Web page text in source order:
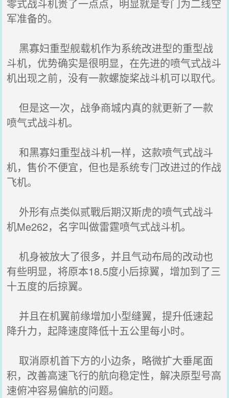
零式战斗机贵了一点点，明显就是专门为二线空
军准备的。
黑寡妇重型舰载机作为系统改进型的重型战
斗机，优势确实是很明显，在先进的喷气式战斗
机出现之前，没有一款螺旋桨战斗机可以取代。
但是这一次，战争商城内真的就更新了一款
喷气式战斗机。
和黑寡妇重型战斗机一样，这款喷气式战斗
机，售价不便宜，但也是系统专门改进过的作战
飞机。
外形有点类似贰戰后期汉斯虎的喷气式战斗
机Me262，名字叫做雷霆喷气式战斗机。
机身被放大了很多，并且气动布局的改动也
有些明显，将原本18.5度小后掠翼，增加到了三
十五度的后掠翼。
并且在机翼前缘增加小型缝翼，提升低速起
降升力，起降速度降低十五公里每小时。
取消原机首下方的小边条，略微扩大垂尾面
积，改善高速飞行的航向稳定性，解决原型号高
速俯冲容易偏航的问题。